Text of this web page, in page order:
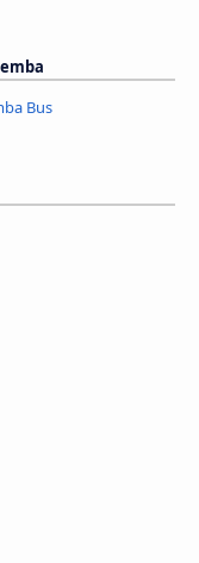
Bus